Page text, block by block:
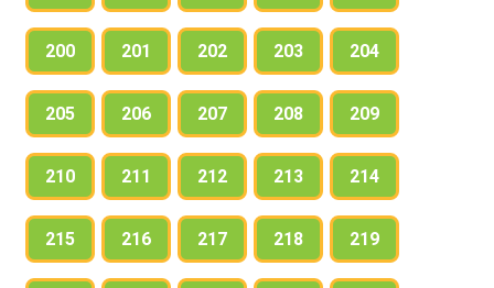
200 201 202 203 204
205 206 207 208 209
210 211 212 213 214
215 216 217 218 219